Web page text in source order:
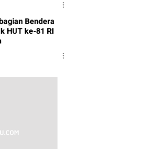
Bendera
HUT ke-81 RI